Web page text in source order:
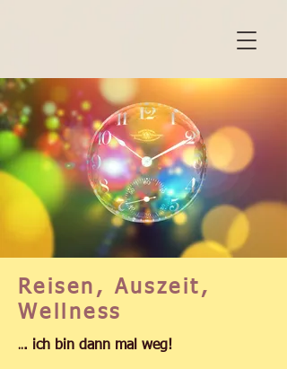
Reisen, Auszeit,
Wellness
... ich bin dann mal weg!